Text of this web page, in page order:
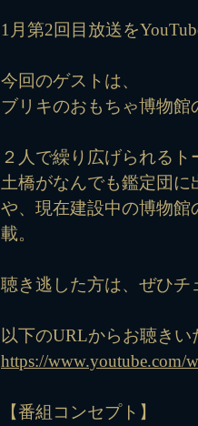
1月第2回目放送を
今回のゲストは、
ブリキのおもちゃ博物館
２人で繰り広げられるト
土橋がなんでも鑑定団
や、現在建設中の博物
載。
聴き逃した方は、ぜひチ
以下のURLからお聴きい
https://www.youtube.com/
【番組コンセプト】